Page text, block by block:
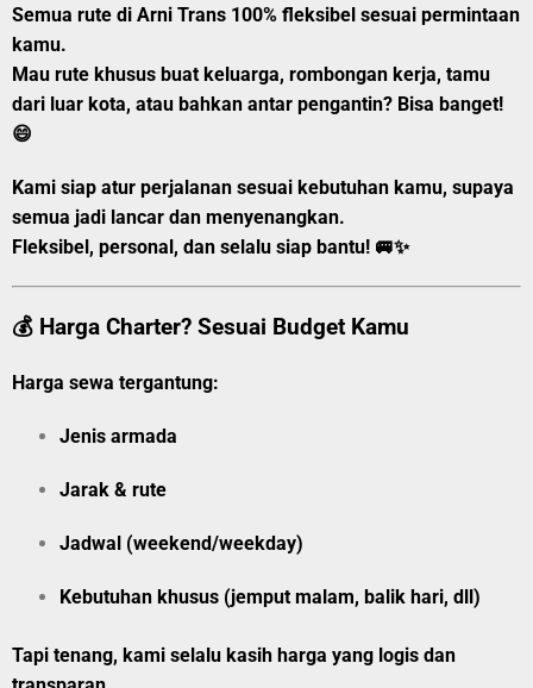
Semua rute di Arni Trans 100% fleksibel sesuai permintaan
kamu.
Mau rute khusus buat keluarga, rombongan kerja, tamu
dari luar kota, atau bahkan antar pengantin? Bisa banget!
😄
Kami siap atur perjalanan sesuai kebutuhan kamu, supaya
semua jadi lancar dan menyenangkan.
Fleksibel, personal, dan selalu siap bantu! 🚐✨
💰 Harga Charter? Sesuai Budget Kamu
Harga sewa tergantung:
Jenis armada
Jarak & rute
Jadwal (weekend/weekday)
Kebutuhan khusus (jemput malam, balik hari, dll)
Tapi tenang, kami selalu kasih harga yang logis dan